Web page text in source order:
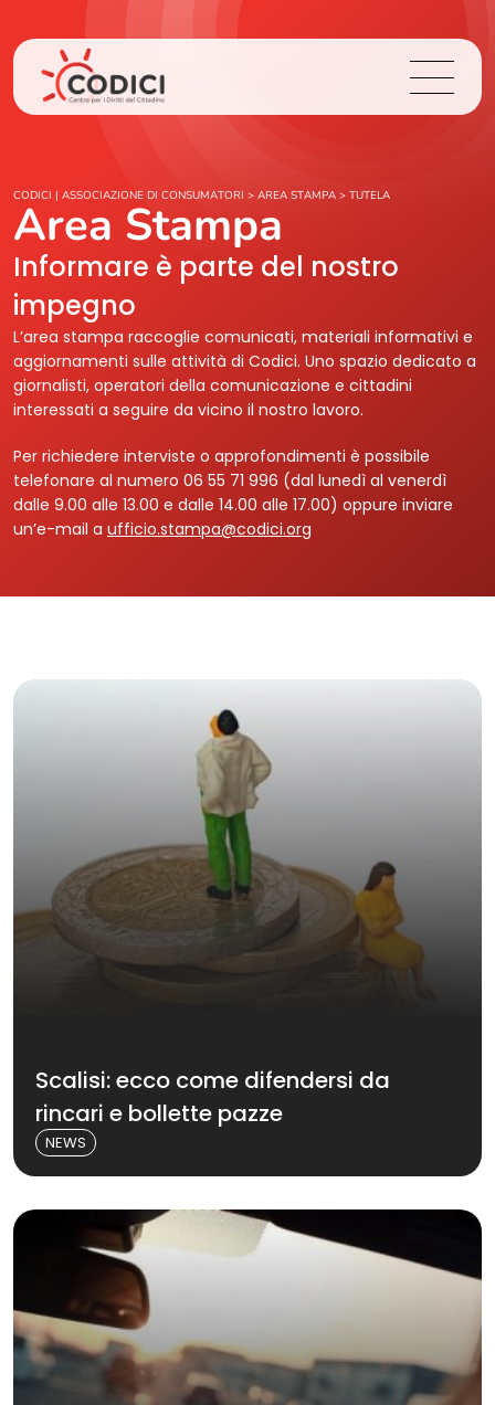
Chi Siamo
Cosa Facciamo
Area Stampa
Contatti
Login
CODICI | ASSOCIAZIONE DI CONSUMATORI > AREA STAMPA > TUTELA
Area Stampa
Informare è parte del nostro
impegno
L’area stampa raccoglie comunicati, materiali informativi e
aggiornamenti sulle attività di Codici. Uno spazio dedicato a
giornalisti, operatori della comunicazione e cittadini
interessati a seguire da vicino il nostro lavoro.
Per richiedere interviste o approfondimenti è possibile
telefonare al numero 06 55 71 996 (dal lunedì al venerdì
dalle 9.00 alle 13.00 e dalle 14.00 alle 17.00) oppure inviare
un’e-mail a ufficio.stampa@codici.org
Scalisi: ecco come difendersi da
rincari e bollette pazze
NEWS